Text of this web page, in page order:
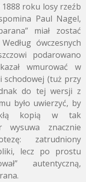
roku losy rzeźb
Paul Nagel,
miał zostać
ówczesnych
podarowano
wmurować w
schodowej (tuż przy
do tej wersji z
było uwierzyć, by
kopią w tak
wysuwa znacznie
zatrudniony
lecz po prostu
autentyczną,